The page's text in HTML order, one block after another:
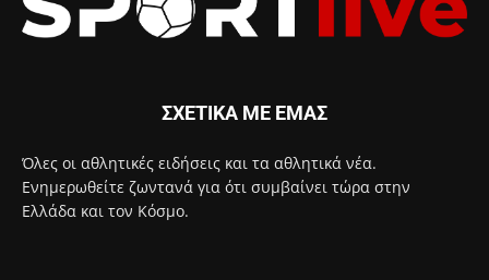
ΣΧΕΤΙΚΑ ΜΕ ΕΜΑΣ
Όλες οι αθλητικές ειδήσεις και τα αθλητικά νέα.
Ενημερωθείτε ζωντανά για ότι συμβαίνει τώρα στην
Ελλάδα και τον Κόσμο.